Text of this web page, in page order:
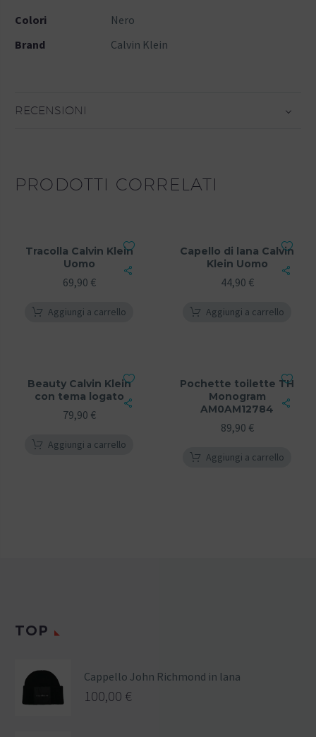
Colori
Nero
Brand
Calvin Klein
RECENSIONI
PRODOTTI CORRELATI
Tracolla Calvin Klein
Uomo
69,90 €
Aggiungi a carrello
Capello di lana Calvin
Klein Uomo
44,90 €
Aggiungi a carrello
Beauty Calvin Klein
con tema logato
79,90 €
Aggiungi a carrello
Pochette toilette TH
Monogram
AM0AM12784
89,90 €
Aggiungi a carrello
TOP
Cappello John Richmond in lana
100,00 €